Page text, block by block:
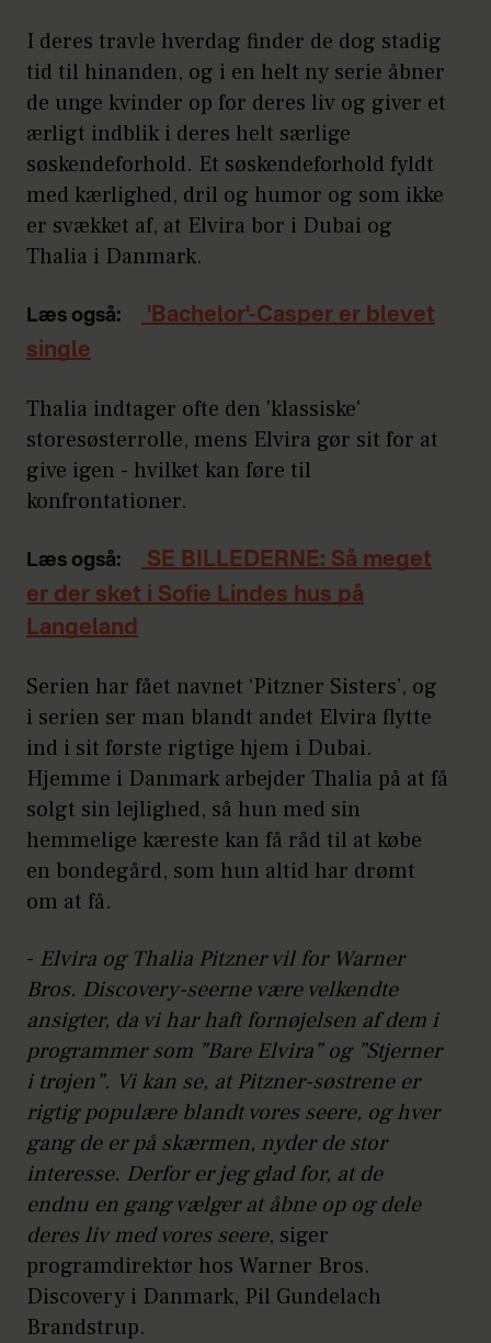
I deres travle hverdag finder de dog stadig
tid til hinanden, og i en helt ny serie åbner
de unge kvinder op for deres liv og giver et
ærligt indblik i deres helt særlige
søskendeforhold. Et søskendeforhold fyldt
med kærlighed, dril og humor og som ikke
er svækket af, at Elvira bor i Dubai og
Thalia i Danmark.
Læs også:
'Bachelor'-Casper er blevet
single
Thalia indtager ofte den 'klassiske'
storesøsterrolle, mens Elvira gør sit for at
give igen - hvilket kan føre til
konfrontationer.
Læs også:
SE BILLEDERNE: Så meget
er der sket i Sofie Lindes hus på
Langeland
Serien har fået navnet ‘Pitzner Sisters’, og
i serien ser man blandt andet Elvira flytte
ind i sit første rigtige hjem i Dubai.
Hjemme i Danmark arbejder Thalia på at få
solgt sin lejlighed, så hun med sin
hemmelige kæreste kan få råd til at købe
en bondegård, som hun altid har drømt
om at få.
- Elvira og Thalia Pitzner vil for Warner
Bros. Discovery-seerne være velkendte
ansigter, da vi har haft fornøjelsen af dem i
programmer som ”Bare Elvira” og ”Stjerner
i trøjen”. Vi kan se, at Pitzner-søstrene er
rigtig populære blandt vores seere, og hver
gang de er på skærmen, nyder de stor
interesse. Derfor er jeg glad for, at de
endnu en gang vælger at åbne op og dele
deres liv med vores seere, siger
programdirektør hos Warner Bros.
Discovery i Danmark, Pil Gundelach
Brandstrup.